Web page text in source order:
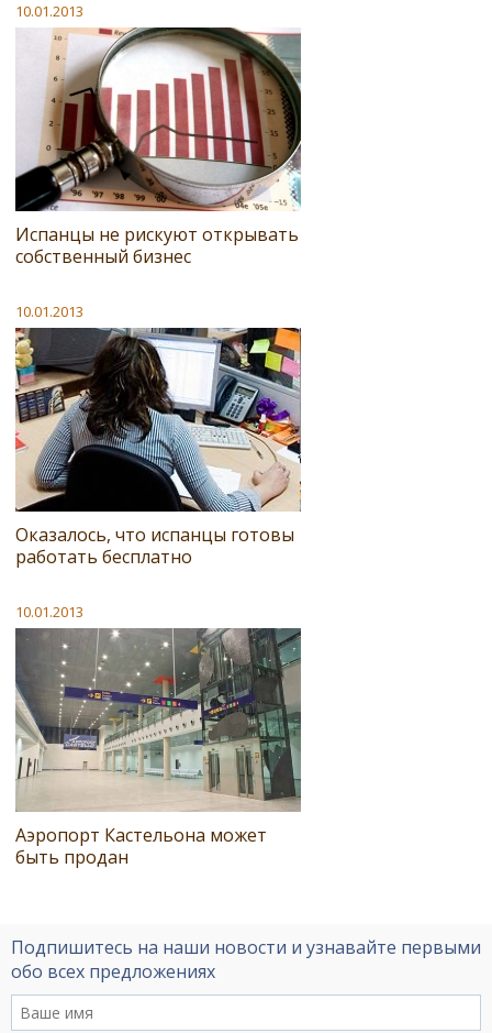
10.01.2013
Испанцы не рискуют открывать
собственный бизнес
10.01.2013
Оказалось, что испанцы готовы
работать бесплатно
10.01.2013
Аэропорт Кастельона может
быть продан
Подпишитесь на наши новости и узнавайте первыми
обо всех предложениях